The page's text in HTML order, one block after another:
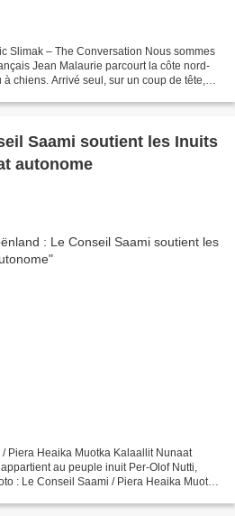
Slimak – The Conversation Nous sommes
Jean Malaurie parcourt la côte nord-
chiens. Arrivé seul, sur un coup de tête,
Saami soutient les Inuits
autonome
Piera Heaika Muotka Kalaallit Nunaat
au peuple inuit Per-Olof Nutti,
: Le Conseil Saami / Piera Heaika Muotka